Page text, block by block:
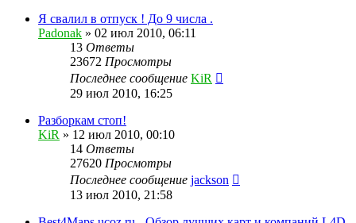
Я свалил в отпуск ! До 9 числа .
Padonak » 02 июл 2010, 06:11
13 Ответы
23672 Просмотры
Последнее сообщение KiR
29 июл 2010, 16:25
Разборкам стоп!
KiR » 12 июл 2010, 00:10
14 Ответы
27620 Просмотры
Последнее сообщение jackson
13 июл 2010, 21:58